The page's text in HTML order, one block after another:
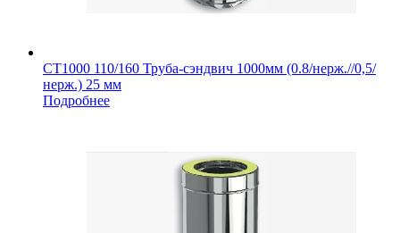
СТ1000 110/160 Труба-сэндвич 1000мм (0.8/нерж.//0,5/
нерж.) 25 мм
Подробнее